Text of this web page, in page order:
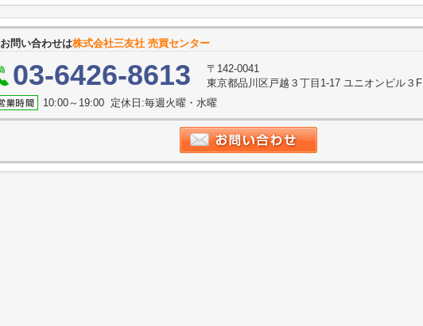
お問い合わせは株式会社三友社 売買センター
03-6426-8613
〒142-0041
東京都品川区戸越３丁目1-17 ユニオンビル３F
10:00～19:00 定休日:毎週火曜・水曜